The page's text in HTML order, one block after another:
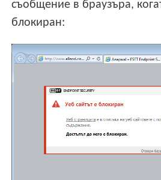
съобщение в браузъра,
блокиран: